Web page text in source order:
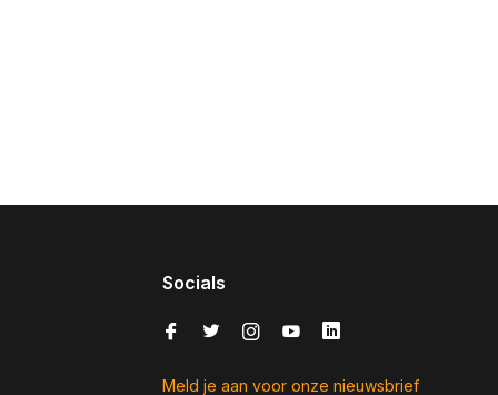
Socials
Meld je aan voor onze nieuwsbrief